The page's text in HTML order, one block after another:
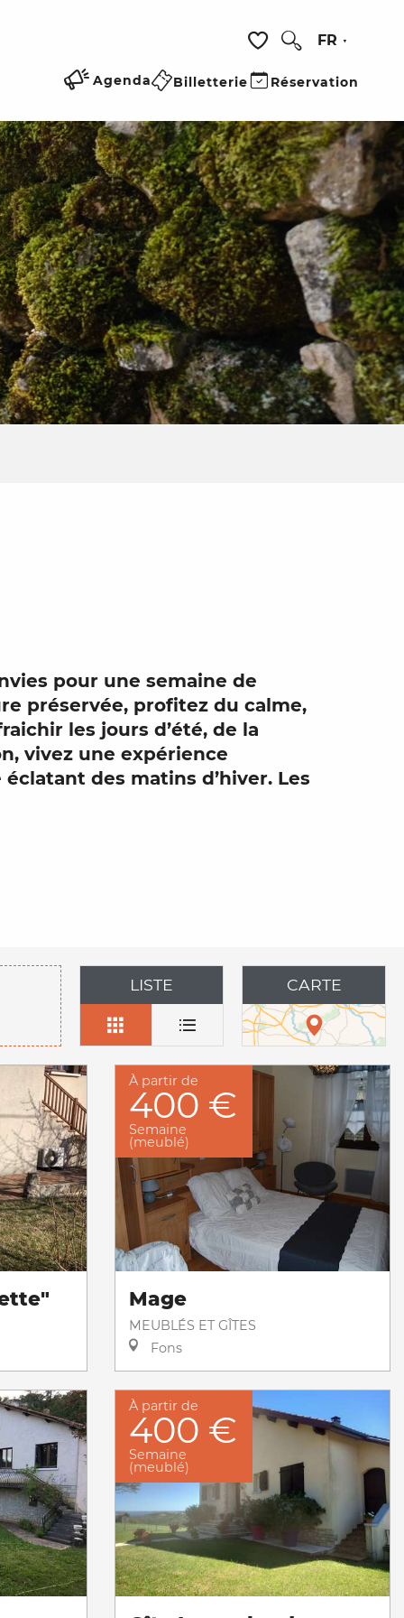
Voir les favoris
FR
Agenda Billetterie Réservation
aux
pour une semaine de
préservée, profitez du calme,
les jours d’été, de la
vivez une expérience
des matins d’hiver. Les
LISTE CARTE
À partir de
400 €
Semaine
(meublé)
Mage
MEUBLÉS ET GÎTES
Fons
À partir de
400 €
Semaine
(meublé)